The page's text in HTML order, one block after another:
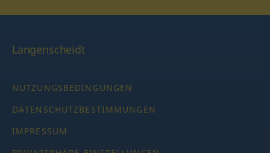
Langenscheidt
NUTZUNGSBEDINGUNGEN
DATENSCHUTZBESTIMMUNGEN
IMPRESSUM